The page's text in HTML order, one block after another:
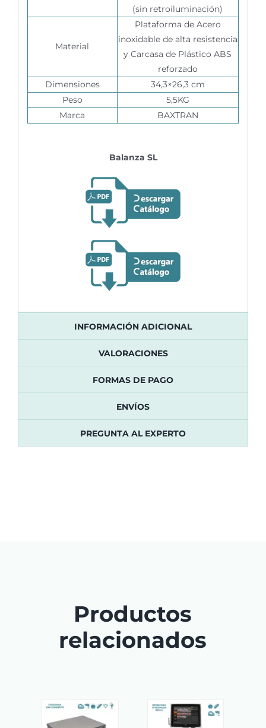
(sin retroiluminación)
Material
Plataforma de Acero
inoxidable de alta resistencia
y Carcasa de Plástico ABS
reforzado
Dimensiones
34,3×26,3 cm
Peso
5,5KG
Marca
BAXTRAN
Balanza SL
INFORMACIÓN ADICIONAL
VALORACIONES
FORMAS DE PAGO
ENVÍOS
PREGUNTA AL EXPERTO
Productos
relacionados